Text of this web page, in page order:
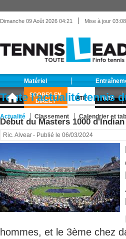
Dimanche 09 Août 2026 04:21 | Mise à jour 03:08
Matériel
SCORES EN
DIRECT
ATP
Actualité
Classement
ATP
Calendrier et
WTA
Toute l’actualité tennis
Début du Masters 1000
Ric. Alvear- Publié le 06/03/2024
hommes, et le 3ème chez